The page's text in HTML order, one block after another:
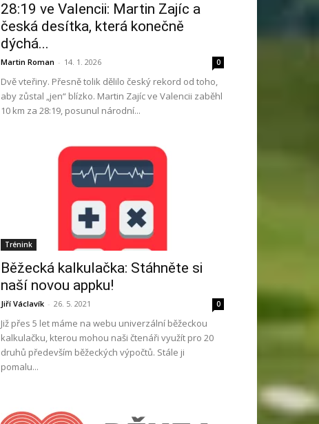
28:19 ve Valencii: Martin Zajíc a
česká desítka, která konečně
dýchá...
Martin Roman - 14. 1. 2026 0
Dvě vteřiny. Přesně tolik dělilo český rekord od toho,
aby zůstal „jen“ blízko. Martin Zajíc ve Valencii zaběhl
10 km za 28:19, posunul národní...
Trénink
Běžecká kalkulačka: Stáhněte si
naší novou appku!
Jiří Václavík - 26. 5. 2021 0
Již přes 5 let máme na webu univerzální běžeckou
kalkulačku, kterou mohou naši čtenáři využít pro 20
druhů především běžeckých výpočtů. Stále ji
pomalu...